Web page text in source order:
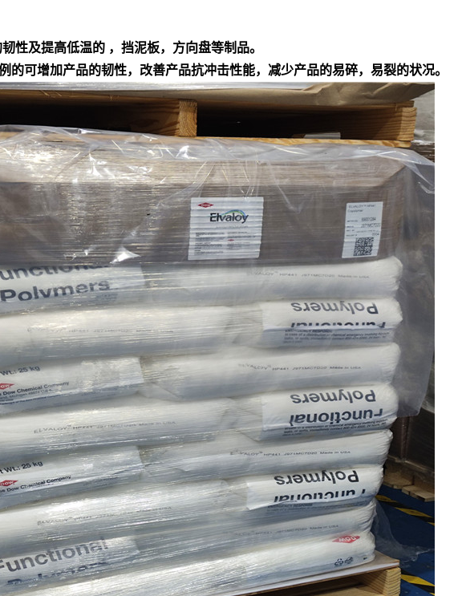
性及提高低温的 ，挡泥板，方向盘等制品。
的可增加产品的韧性，改善产品抗冲击性能，减少产品的易碎，易裂的状况。